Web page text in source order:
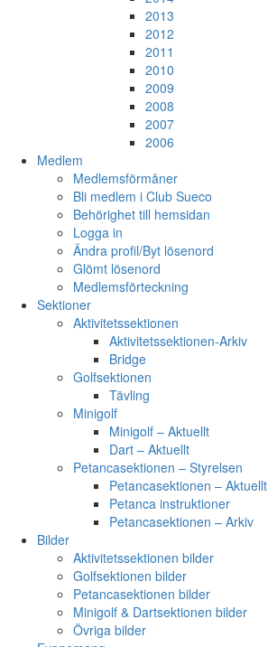
2013
2012
2011
2010
2009
2008
2007
2006
Medlem
Medlemsförmåner
Bli medlem i Club Sueco
Behörighet till hemsidan
Logga in
Ändra profil/Byt lösenord
Glömt lösenord
Medlemsförteckning
Sektioner
Aktivitetssektionen
Aktivitetssektionen-Arkiv
Bridge
Golfsektionen
Tävling
Minigolf
Minigolf – Aktuellt
Dart – Aktuellt
Petancasektionen – Styrelsen
Petancasektionen – Aktuellt
Petanca instruktioner
Petancasektionen – Arkiv
Bilder
Aktivitetssektionen bilder
Golfsektionen bilder
Petancasektionen bilder
Minigolf & Dartsektionen bilder
Övriga bilder